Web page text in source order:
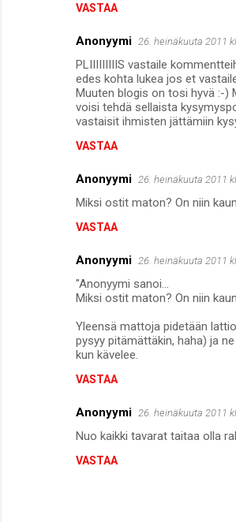
VASTAA
Anonyymi 26. heinäkuuta 2011
PLIIIIIIIIIS vastaile
edes kohta lukea jos et
Muuten blogis on tosi hyvä :-)
voisi tehdä sellaista
vastaisit ihmisten jättämiin
VASTAA
Anonyymi 26. heinäkuuta 2011
Miksi ostit maton? On niin
VASTAA
Anonyymi 26. heinäkuuta 2011
"Anonyymi sanoi...
Miksi ostit maton? On niin
Yleensä mattoja pidetään
pysyy pitämättäkin, haha) ja
kun kävelee.
VASTAA
Anonyymi 26. heinäkuuta 2011
Nuo kaikki tavarat taitaa olla
VASTAA